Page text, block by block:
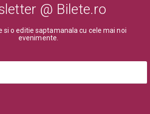
@ Bilete.ro
si o editie saptamanala cu cele mai noi
evenimente.